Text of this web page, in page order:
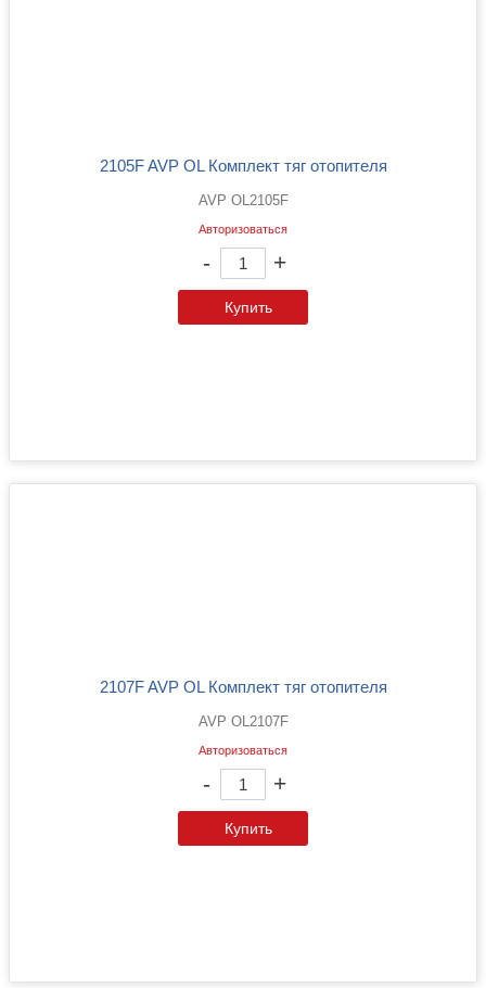
2105F AVP OL Комплект тяг отопителя
AVP OL2105F
Авторизоваться
- +
Купить
2107F AVP OL Комплект тяг отопителя
AVP OL2107F
Авторизоваться
- +
Купить